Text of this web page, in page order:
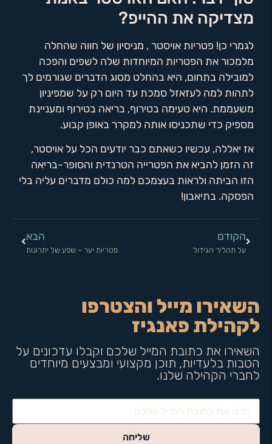
מצדיקה את ההייפ?
לגמרי כן! פטריות אויסטר , מניסיון של חווה שהחלה
מלמכור את הפטריות המיוחדות שלה לשפים והפכה
למובילה בתחום, היא בהחלט מסוג הדברים שגורמים לך
לתהות למה לעזאזל סמכת עד היום רק על שמפיניון
משעממת. היא טעימה בטירוף, בריאה בטירוף ומעניינת
מספיק כדי שתכניסו אותה למקרר באופן קבוע.
אז יאללה, עכשיו כשאתם כבר יודעים הכל על אויסטר,
זה הזמן להביא את הפטרייה הטרנדית והסופר-בריאה
הזו הביתה ולראות בעצמכם למה כולם מדברים עליה בלי
הפסקה. בתיאבון!
הקודם
על תהליך הגידול
הבא
פטריות יער – שפע של יתרונות
השאירו מייל והצטרפו
לקהילת פאנגיז
השאירו את כתובת המייל שלכם וקבלו עדכונים על
הטבות בלעדיות, תוכן מקצועי ומבצעים מיוחדים
לחברי הקהילה שלנו.
שליחה